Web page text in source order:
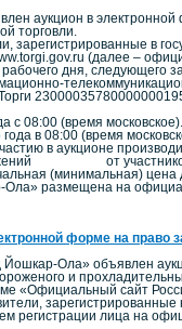
аукцион в
торговли.
зарегистрированные в
(далее –
дня, следующего
с 08:00 (время московское).
в 08:00 (время
в аукционе
от участников
(минимальная)
размещена на
форме на право
Йошкар-Ола» объявлен
и
«Официальный сайт
регистрации лица на